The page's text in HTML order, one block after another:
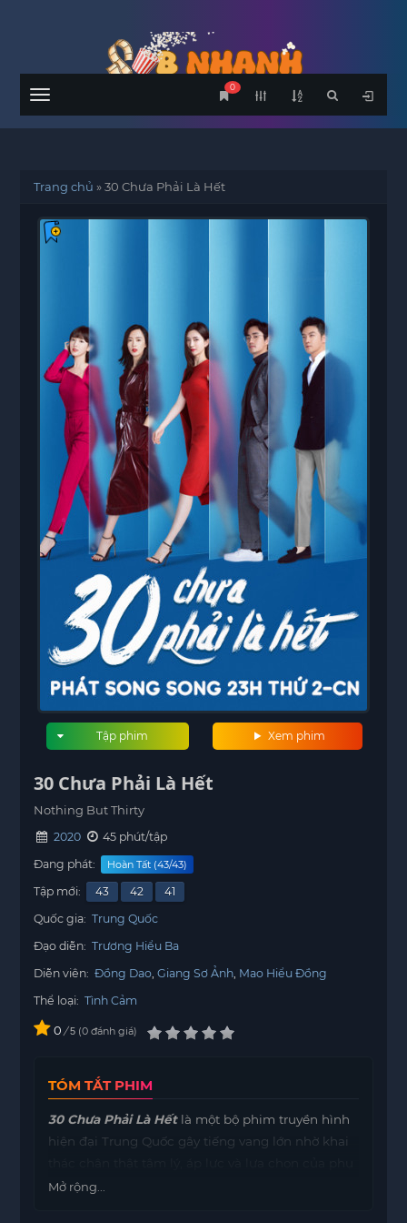
Menu
0
Trang chủ »30 Chưa Phải Là Hết
Xem phim
Tập phim
30 Chưa Phải Là Hết
Nothing But Thirty
2020
45 phút/tập
Đang phát:
Hoàn Tất (43/43)
Tập mới: 43 42
41
Quốc gia: Trung Quốc
Đạo diễn: Trương Hiểu Ba
Diễn viên: Đồng Dao Giang Sơ Ảnh Mao Hiểu Đồng
Thể loại: Tình Cảm
0 / 5 0 đánh giá
TÓM TẮT PHIM
30 Chưa Phải Là Hếtlà một bộ phim truyền hình
hiện đại Trung Quốc gây tiếng vang lớn nhờ khai
nữ khi bước sang tuổi 30 – cột mốc đầy biến động
Mở rộng...